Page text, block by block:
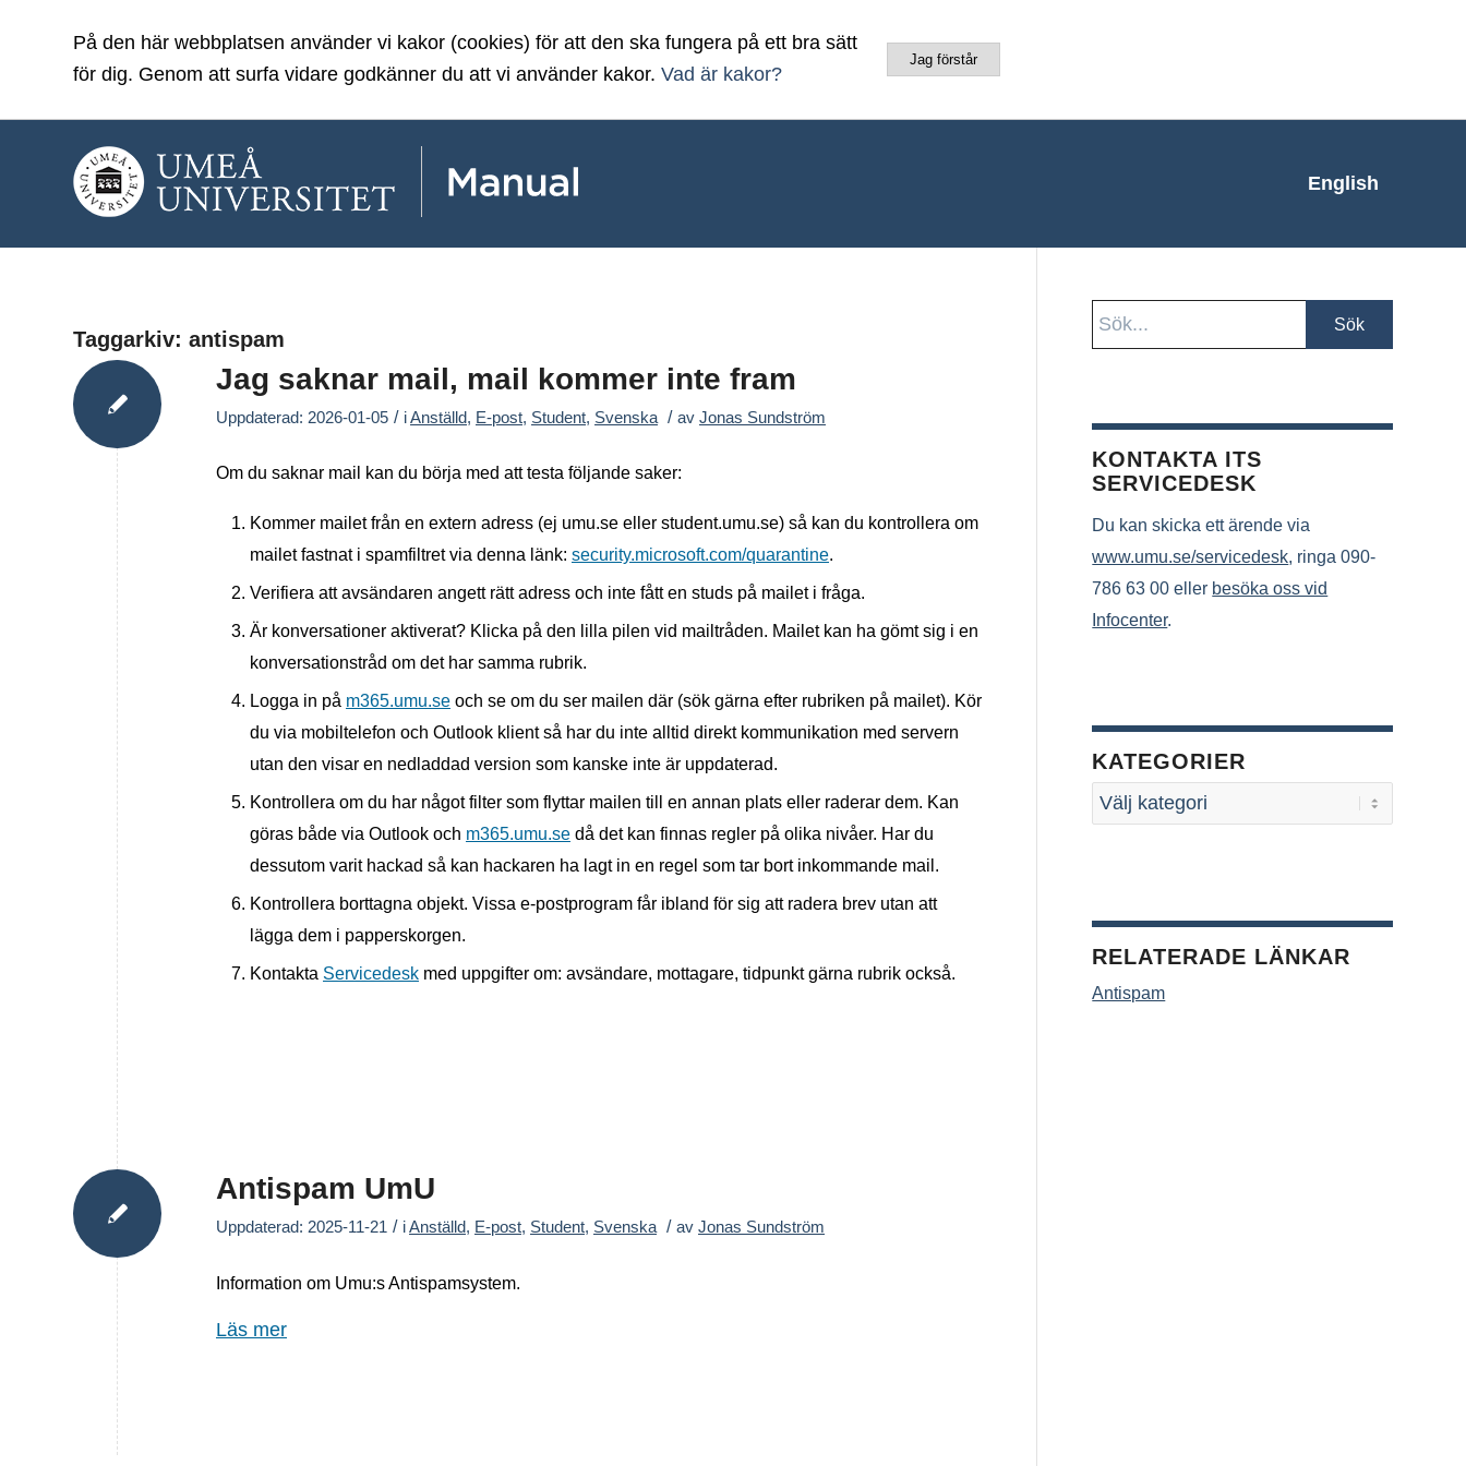
På den här webbplatsen använder vi kakor (cookies) för att den ska fungera på ett bra sätt
för dig. Genom att surfa vidare godkänner du att vi använder kakor. Vad är kakor?
Jag förstår
English
Taggarkiv: antispam
Jag saknar mail, mail kommer inte fram
Uppdaterad: 2026-01-05 / iAnställd, E-post, Student, Svenska / av Jonas Sundström
Om du saknar mail kan du börja med att testa följande saker:
Kommer mailet från en extern adress (ej umu.se eller student.umu.se) så kan du kontrollera om
mailet fastnat i spamfiltret via denna länk: security.microsoft.com/quarantine.
Verifiera att avsändaren angett rätt adress och inte fått en studs på mailet i fråga.
Är konversationer aktiverat? Klicka på den lilla pilen vid mailtråden. Mailet kan ha gömt sig i en
konversationstråd om det har samma rubrik.
Logga in på m365.umu.se och se om du ser mailen där (sök gärna efter rubriken på mailet). Kör
du via mobiltelefon och Outlook klient så har du inte alltid direkt kommunikation med servern
utan den visar en nedladdad version som kanske inte är uppdaterad.
Kontrollera om du har något filter som flyttar mailen till en annan plats eller raderar dem. Kan
göras både via Outlook och m365.umu.se då det kan finnas regler på olika nivåer. Har du
dessutom varit hackad så kan hackaren ha lagt in en regel som tar bort inkommande mail.
Kontrollera borttagna objekt. Vissa e-postprogram får ibland för sig att radera brev utan att
lägga dem i papperskorgen.
Kontakta Servicedesk med uppgifter om: avsändare, mottagare, tidpunkt gärna rubrik också.
Antispam UmU
Uppdaterad: 2025-11-21 / iAnställd, E-post, Student, Svenska / av Jonas Sundström
Information om Umu:s Antispamsystem.
Läs mer
KONTAKTA ITS
SERVICEDESK
Du kan skicka ett ärende via
www.umu.se/servicedesk, ringa 090-
786 63 00 eller besöka oss vid
Infocenter.
KATEGORIER
RELATERADE LÄNKAR
Antispam